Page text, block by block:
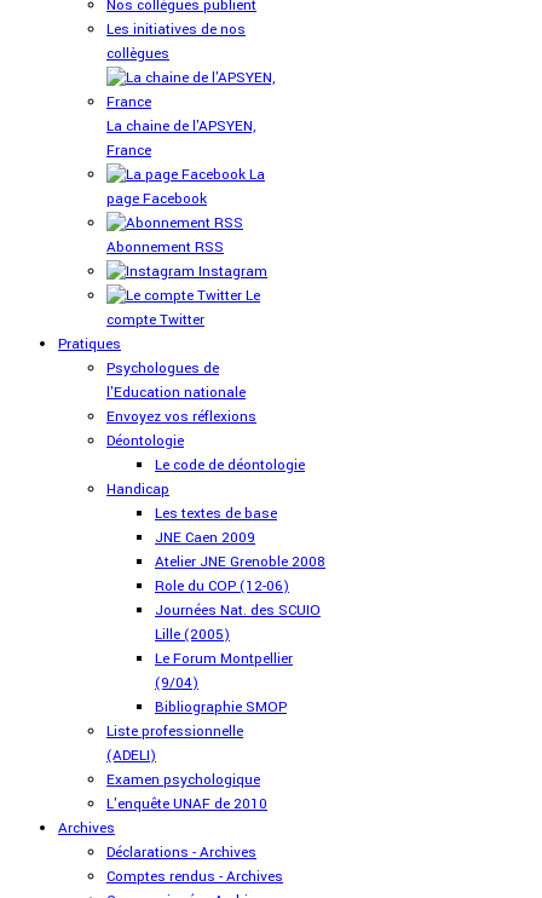
Nos collègues publient
Les initiatives de nos
collègues
La chaine de l'APSYEN,
France
La
page Facebook
Abonnement RSS
Instagram
Le
compte Twitter
Pratiques
Psychologues de
l'Education nationale
Envoyez vos réflexions
Déontologie
Le code de déontologie
Handicap
Les textes de base
JNE Caen 2009
Atelier JNE Grenoble 2008
Role du COP (12-06)
Journées Nat. des SCUIO
Lille (2005)
Le Forum Montpellier
(9/04)
Bibliographie SMOP
Liste professionnelle
(ADELI)
Examen psychologique
L'enquête UNAF de 2010
Archives
Déclarations - Archives
Comptes rendus - Archives